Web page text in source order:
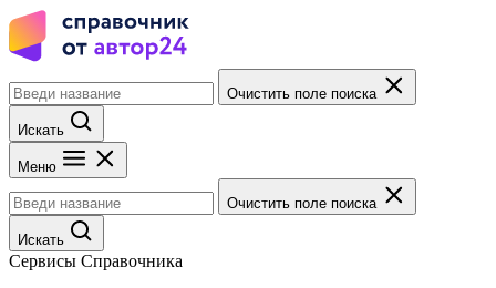
Очистить поле поиска
Искать
Меню
Очистить поле поиска
Искать
Сервисы Справочника